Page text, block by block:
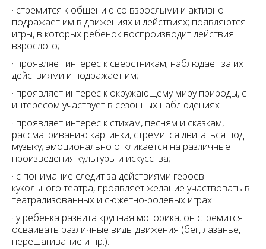
· стремится к общению со взрослыми и активно
подражает им в движениях и действиях; появляются
игры, в которых ребенок воспроизводит действия
взрослого;
· проявляет интерес к сверстникам; наблюдает за их
действиями и подражает им;
· проявляет интерес к окружающему миру природы, с
интересом участвует в сезонных наблюдениях
· проявляет интерес к стихам, песням и сказкам,
рассматриванию картинки, стремится двигаться под
музыку; эмоционально откликается на различные
произведения культуры и искусства;
· с понимание следит за действиями героев
кукольного театра, проявляет желание участвовать в
театрализованных и сюжетно-ролевых играх
· у ребенка развита крупная моторика, он стремится
осваивать различные виды движения (бег, лазанье,
перешагивание и пр.).